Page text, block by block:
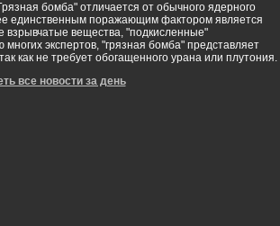
бомба" отличается от обычного ядерного
единственным поражающим фактором является
вещества, "подкисленные"
экспертов, "грязная бомба" представляет
как не требует обогащенного урана или плутония.
все новости за день